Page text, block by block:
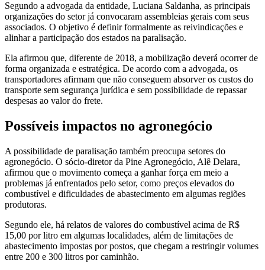
Segundo a advogada da entidade, Luciana Saldanha, as principais
organizações do setor já convocaram assembleias gerais com seus
associados. O objetivo é definir formalmente as reivindicações e
alinhar a participação dos estados na paralisação.
Ela afirmou que, diferente de 2018, a mobilização deverá ocorrer de
forma organizada e estratégica. De acordo com a advogada, os
transportadores afirmam que não conseguem absorver os custos do
transporte sem segurança jurídica e sem possibilidade de repassar
despesas ao valor do frete.
Possíveis impactos no agronegócio
A possibilidade de paralisação também preocupa setores do
agronegócio. O sócio-diretor da Pine Agronegócio, Alê Delara,
afirmou que o movimento começa a ganhar força em meio a
problemas já enfrentados pelo setor, como preços elevados do
combustível e dificuldades de abastecimento em algumas regiões
produtoras.
Segundo ele, há relatos de valores do combustível acima de R$
15,00 por litro em algumas localidades, além de limitações de
abastecimento impostas por postos, que chegam a restringir volumes
entre 200 e 300 litros por caminhão.